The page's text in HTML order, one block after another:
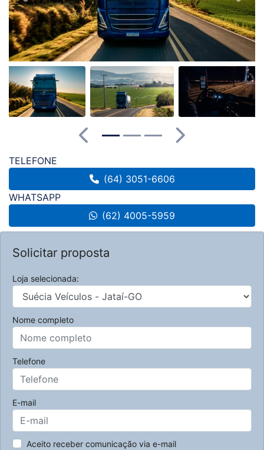
Solicitar proposta
Loja selecionada:
Nome completo
Telefone
E-mail
Aceito receber comunicação via e-mail
Anterior
Próximo
TELEFONE
(64) 3051-6606
WHATSAPP
(62) 4005-5959